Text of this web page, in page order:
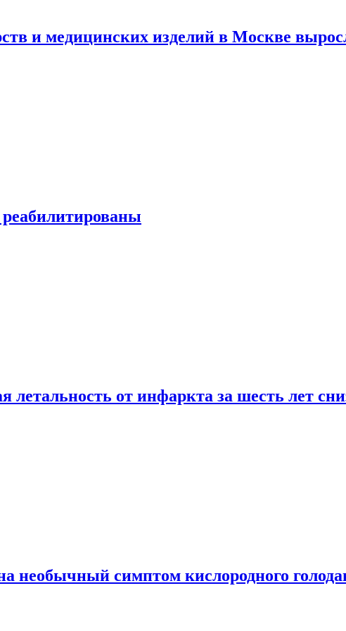
и медицинских изделий в Москве
летальность от инфаркта за шесть лет
необычный симптом кислородного